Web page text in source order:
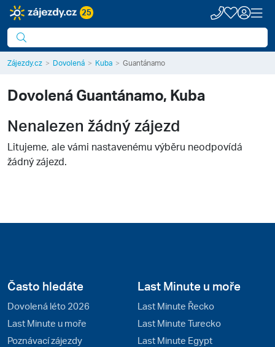
25
Zájezdy.cz Dovolená Kuba Guantánamo
Dovolená Guantánamo, Kuba
Nenalezen žádný zájezd
Litujeme, ale vámi nastavenému výběru neodpovídá
žádný zájezd.
Často hledáte
Dovolená léto 2026
Last Minute u moře
Poznávací zájezdy
Last Minute u moře
Last Minute Řecko
Last Minute Turecko
Last Minute Egypt